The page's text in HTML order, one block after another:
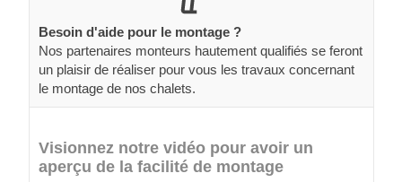
Besoin d'aide pour le montage ?
Nos partenaires monteurs hautement qualifiés se feront
un plaisir de réaliser pour vous les travaux concernant
le montage de nos chalets.
Visionnez notre vidéo pour avoir un
aperçu de la facilité de montage